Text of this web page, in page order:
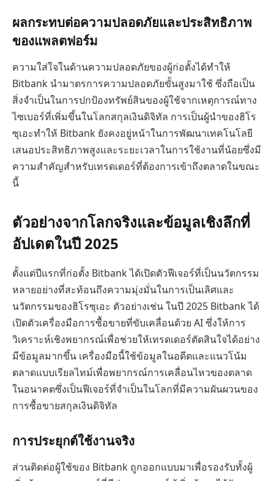
ผลกระทบต่อความปลอดภัยและประสิทธิภาพ
ของแพลตฟอร์ม
ความใส่ใจในด้านความปลอดภัยของผู้ก่อตั้งได้ทำให้
Bitbank นำมาตรการความปลอดภัยขั้นสูงมาใช้ ซึ่งถือเป็น
สิ่งจำเป็นในการปกป้องทรัพย์สินของผู้ใช้จากเหตุการณ์ทาง
ไซเบอร์ที่เพิ่มขึ้นในโลกสกุลเงินดิจิทัล การเป็นผู้นำของฮิโร
ซุเอะทำให้ Bitbank ยังคงอยู่หน้าในการพัฒนาเทคโนโลยี
เสนอประสิทธิภาพสูงและระยะเวลาในการใช้งานที่น้อยซึ่งมี
ความสำคัญสำหรับเทรดเดอร์ที่ต้องการเข้าถึงตลาดในขณะ
นี้
ตัวอย่างจากโลกจริงและข้อมูลเชิงลึกที่
อัปเดตในปี 2025
ตั้งแต่ปีแรกที่ก่อตั้ง Bitbank ได้เปิดตัวฟีเจอร์ที่เป็นนวัตกรรม
หลายอย่างที่สะท้อนถึงความมุ่งมั่นในการเป็นเลิศและ
นวัตกรรมของฮิโรซุเอะ ตัวอย่างเช่น ในปี 2025 Bitbank ได้
เปิดตัวเครื่องมือการซื้อขายที่ขับเคลื่อนด้วย AI ซึ่งให้การ
วิเคราะห์เชิงพยากรณ์เพื่อช่วยให้เทรดเดอร์ตัดสินใจได้อย่าง
มีข้อมูลมากขึ้น เครื่องมือนี้ใช้ข้อมูลในอดีตและแนวโน้ม
ตลาดแบบเรียลไทม์เพื่อพยากรณ์การเคลื่อนไหวของตลาด
ในอนาคตซึ่งเป็นฟีเจอร์ที่จำเป็นในโลกที่มีความผันผวนของ
การซื้อขายสกุลเงินดิจิทัล
การประยุกต์ใช้งานจริง
ส่วนติดต่อผู้ใช้ของ Bitbank ถูกออกแบบมาเพื่อรองรับทั้งผู้